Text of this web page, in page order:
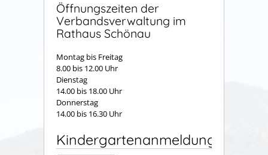
Öffnungszeiten der
Verbandsverwaltung im
Rathaus Schönau
Montag bis Freitag
8.00 bis 12.00 Uhr
Dienstag
14.00 bis 18.00 Uhr
Donnerstag
14.00 bis 16.30 Uhr
Kindergartenanmeldung